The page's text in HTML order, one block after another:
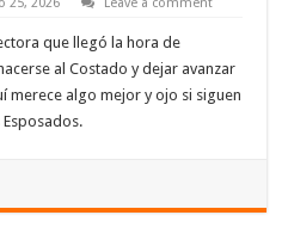
que llegó la hora de
al Costado y dejar avanzar
merece algo mejor y ojo si siguen